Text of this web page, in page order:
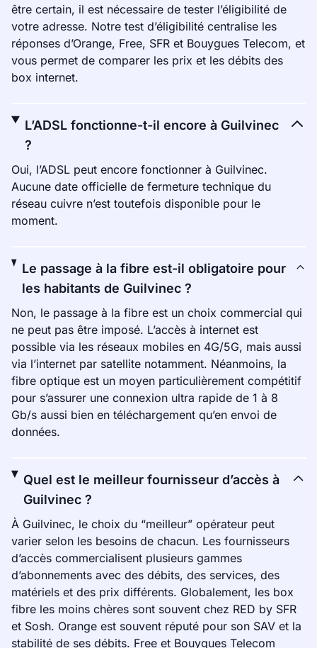
être certain, il est nécessaire de tester l’éligibilité de
votre adresse. Notre test d’éligibilité centralise les
réponses d’Orange, Free, SFR et Bouygues Telecom, et
vous permet de comparer les prix et les débits des
box internet.
L’ADSL fonctionne-t-il encore à Guilvinec
?
Oui, l’ADSL peut encore fonctionner à Guilvinec.
Aucune date officielle de fermeture technique du
réseau cuivre n’est toutefois disponible pour le
moment.
Le passage à la fibre est-il obligatoire pour
les habitants de Guilvinec ?
Non, le passage à la fibre est un choix commercial qui
ne peut pas être imposé. L’accès à internet est
possible via les réseaux mobiles en 4G/5G, mais aussi
via l’internet par satellite notamment. Néanmoins, la
fibre optique est un moyen particulièrement compétitif
pour s’assurer une connexion ultra rapide de 1 à 8
Gb/s aussi bien en téléchargement qu’en envoi de
données.
Quel est le meilleur fournisseur d’accès à
Guilvinec ?
À Guilvinec, le choix du “meilleur” opérateur peut
varier selon les besoins de chacun. Les fournisseurs
d’accès commercialisent plusieurs gammes
d’abonnements avec des débits, des services, des
matériels et des prix différents. Globalement, les box
fibre les moins chères sont souvent chez RED by SFR
et Sosh. Orange est souvent réputé pour son SAV et la
stabilité de ses débits. Free et Bouygues Telecom